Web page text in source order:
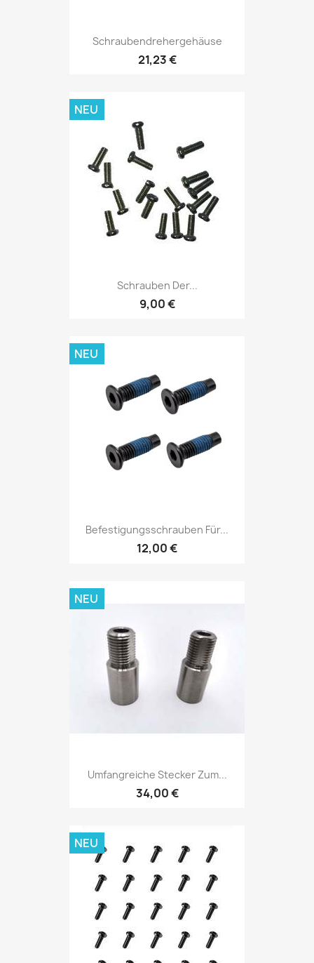
Schraubendrehergehäuse
21,23 €
Schrauben Der...
9,00 €
NEU
Befestigungsschrauben Für...
12,00 €
NEU
Umfangreiche Stecker Zum...
34,00 €
NEU
NEU